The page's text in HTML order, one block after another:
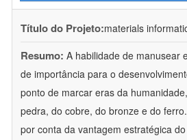
Título do Projeto:materials
Resumo: A habilidade de manusear
de importância para o
ponto de marcar eras da
pedra, do cobre, do bronze e do
por conta da vantagem estratégica